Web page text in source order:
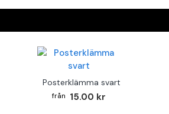
Posterklämma svart
15.00 kr